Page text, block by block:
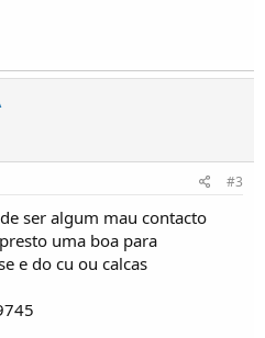
#3
ser algum mau contacto
uma boa para
e do cu ou calcas